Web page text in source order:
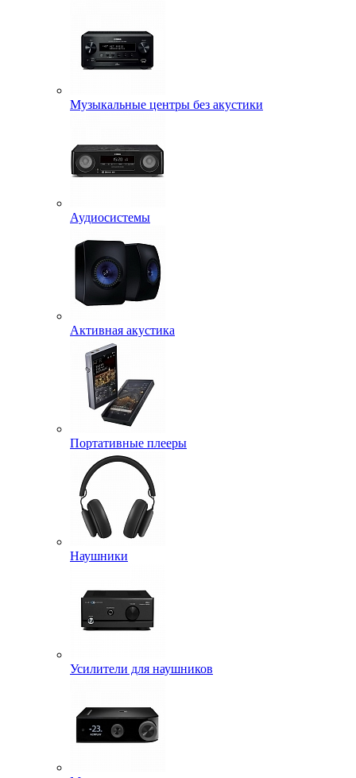
Музыкальные центры без акустики
Аудиосистемы
Активная акустика
Портативные плееры
Наушники
Усилители для наушников